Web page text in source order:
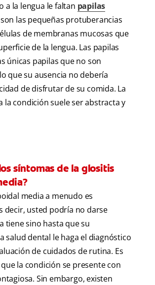
a la lengua le faltan papilas
las pequeñas protuberancias
de membranas mucosas que
de la lengua. Las papilas
únicas papilas que no son
que su ausencia no debería
de disfrutar de su comida. La
la condición suele ser abstracta y
síntomas de la glositis
media a menudo es
decir, usted podría no darse
tiene sino hasta que su
salud dental le haga el diagnóstico
de cuidados de rutina. Es
la condición se presente con
Sin embargo, existen